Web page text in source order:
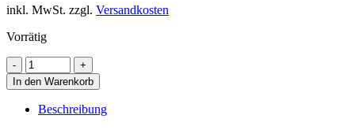
inkl. MwSt. zzgl. Versandkosten
Vorrätig
In den Warenkorb
Beschreibung